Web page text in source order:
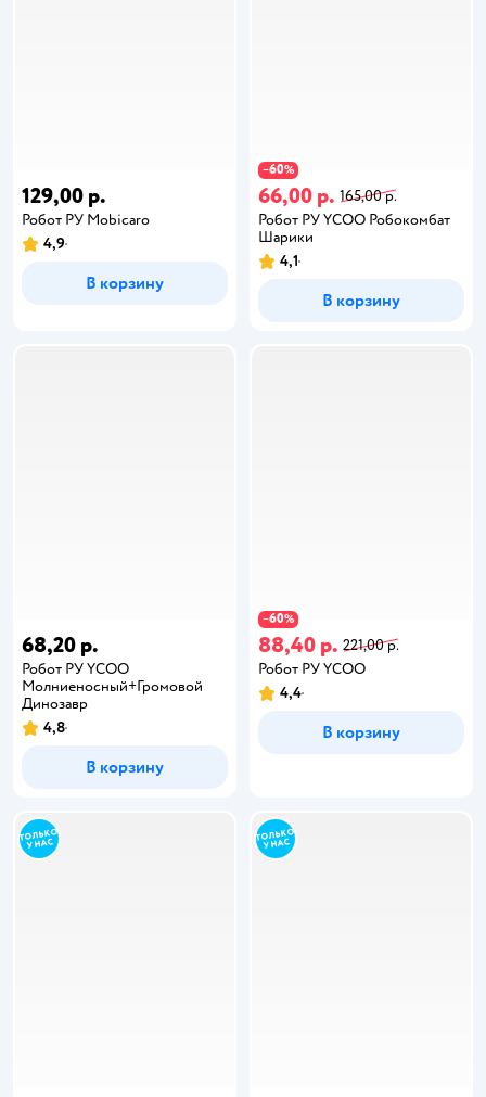
129,00 р.
Робот РУ Mobicaro
4,9
В корзину
−60%
66,00 р. 165,00 р.
Робот РУ YCOO Робокомбат
Шарики
4,1
В корзину
68,20 р.
Робот РУ YCOO
Молниеносный+Громовой
Динозавр
4,8
В корзину
−60%
88,40 р. 221,00 р.
Робот РУ YCOO
4,4
В корзину